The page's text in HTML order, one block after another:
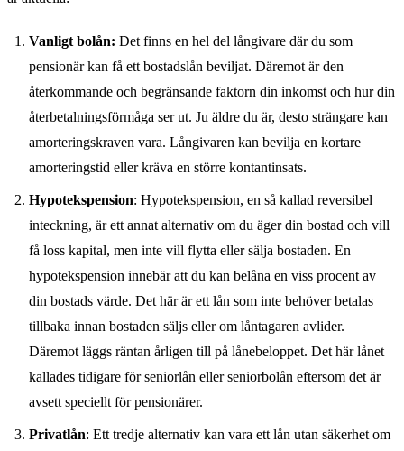
Vanligt bolån: Det finns en hel del långivare där du som
pensionär kan få ett bostadslån beviljat. Däremot är den
återkommande och begränsande faktorn din inkomst och hur din
återbetalningsförmåga ser ut. Ju äldre du är, desto strängare kan
amorteringskraven vara. Långivaren kan bevilja en kortare
amorteringstid eller kräva en större kontantinsats.
Hypotekspension: Hypotekspension, en så kallad reversibel
inteckning, är ett annat alternativ om du äger din bostad och vill
få loss kapital, men inte vill flytta eller sälja bostaden. En
hypotekspension innebär att du kan belåna en viss procent av
din bostads värde. Det här är ett lån som inte behöver betalas
tillbaka innan bostaden säljs eller om låntagaren avlider.
Däremot läggs räntan årligen till på lånebeloppet. Det här lånet
kallades tidigare för seniorlån eller seniorbolån eftersom det är
avsett speciellt för pensionärer.
Privatlån: Ett tredje alternativ kan vara ett lån utan säkerhet om